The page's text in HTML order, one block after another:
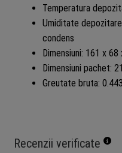
Temperatura
Umiditate
condens
Dimensiuni: 161 x 68
Dimensiuni pachet:
Greutate bruta:
Recenzii verificate